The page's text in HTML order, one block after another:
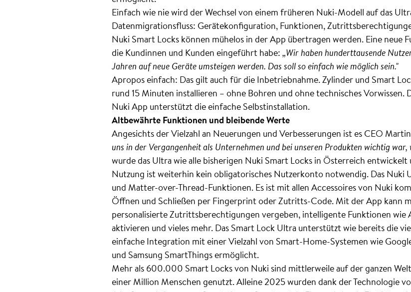
Einfach wie nie wird der Wechsel von einem früheren Nuki-Modell auf das
Datenmigrationsfluss: Gerätekonfiguration, Funktionen,
Nuki Smart Locks können mühelos in der App übertragen werden. Eine neue
die Kundinnen und Kunden eingeführt habe:„Wir haben hunderttausende
Jahren auf neue Geräte umsteigen werden. Das soll so einfach wie möglich sein."
Apropos einfach: Das gilt auch für die Inbetriebnahme. Zylinder und Smart
rund 15 Minuten installieren – ohne Bohren und ohne technisches
Nuki App unterstützt die einfache Selbstinstallation.
Altbewährte Funktionen und bleibende Werte
Angesichts der Vielzahl an Neuerungen und Verbesserungen ist es CEO
uns in der Vergangenheit als Unternehmen und bei unseren Produkten wichtig
wurde das Ultra wie alle bisherigen Nuki Smart Locks in Österreich
Nutzung ist weiterhin kein obligatorisches Nutzerkonto notwendig. Das
und Matter-over-Thread-Funktionen. Es ist mit allen Accessoires von Nuki
Öffnen und Schließen per Fingerprint oder Zutritts-Code. Mit der App kann
personalisierte Zutrittsberechtigungen vergeben, intelligente Funktionen
aktivieren und vieles mehr. Das Smart Lock Ultra unterstützt wie bereits die
einfache Integration mit einer Vielzahl von Smart-Home-Systemen wie
und Samsung SmartThings ermöglicht.
Mehr als 600.000 Smart Locks von Nuki sind mittlerweile auf der ganzen
einer Million Menschen genutzt. Alleine 2025 wurden dank der Technologie